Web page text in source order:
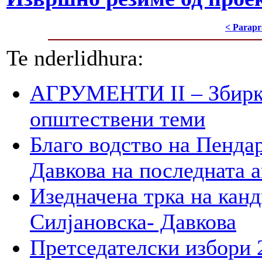
<
Te nderlidhura:
АГРУМЕНТИ II –
општествени теми
Благо водство на
Давкова на последната
Изедначена трка на
Силјановска- Давкова
Претседателски